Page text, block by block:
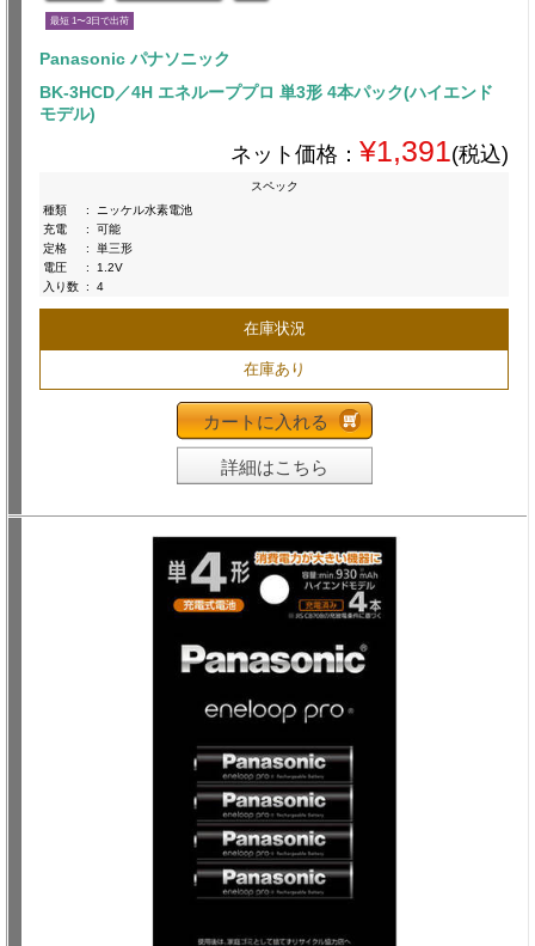
最短 1〜3日で出荷
Panasonic パナソニック
BK-3HCD／4H エネループプロ 単3形 4本パック(ハイエンド
モデル)
ネット価格： ¥1,391(税込)
スペック
種類
:
ニッケル水素電池
充電
:
可能
定格
:
単三形
電圧
:
1.2V
入り数 : 4
在庫状況
在庫あり
カートに入れる
詳細はこちら